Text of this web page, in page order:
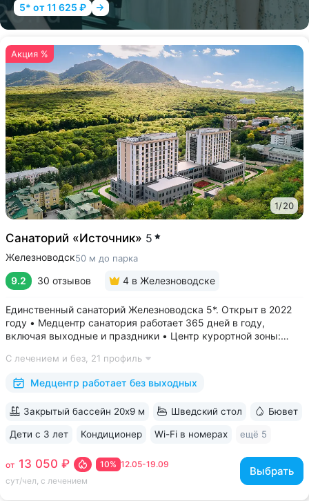
5* от 11 625 ₽
Акция %
1/20
Санаторий «Источник» 5
Железноводск50 м до парка
9.2 30 отзывов 4 в Железноводске
Единственный санаторий Железноводска 5*. Открыт в 2022
году • Медцентр санатория работает 365 дней в году,
включая выходные и праздники • Центр курортной зоны:
бюветы «Славяновский» и «Смирновский»,
бальнеогрязелечебница, каскадная...
С лечением и без, 21 профиль
Медцентр работает без выходных
12.05-19.09
10%
от 13 050 ₽
сут/чел, с лечением
Выбрать
Закрытый бассейн 20х9 м Шведский стол Бювет
Дети с 3 лет Кондиционер Wi-Fi в номерах ещё 5